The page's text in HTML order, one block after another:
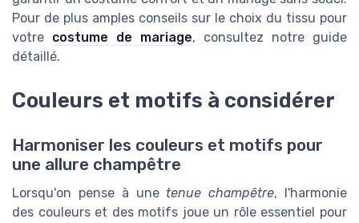
Pour de plus amples conseils sur le choix du tissu pour
votre costume de mariage, consultez notre guide
détaillé.
Couleurs et motifs à considérer
Harmoniser les couleurs et motifs pour
une allure champêtre
Lorsqu'on pense à une tenue champêtre, l'harmonie
des couleurs et des motifs joue un rôle essentiel pour